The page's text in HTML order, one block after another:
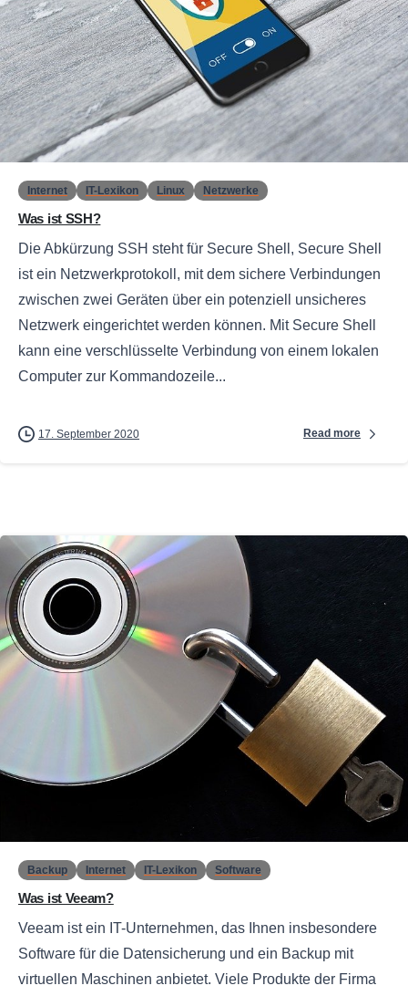
0
Internet IT-Lexikon Linux Netzwerke
Was ist SSH?
Die Abkürzung SSH steht für Secure Shell, Secure Shell
ist ein Netzwerkprotokoll, mit dem sichere Verbindungen
zwischen zwei Geräten über ein potenziell unsicheres
Netzwerk eingerichtet werden können. Mit Secure Shell
kann eine verschlüsselte Verbindung von einem lokalen
Computer zur Kommandozeile...
17. September 2020 Read more
0
Backup Internet IT-Lexikon Software
Was ist Veeam?
Veeam ist ein IT-Unternehmen, das Ihnen insbesondere
Software für die Datensicherung und ein Backup mit
virtuellen Maschinen anbietet. Viele Produkte der Firma